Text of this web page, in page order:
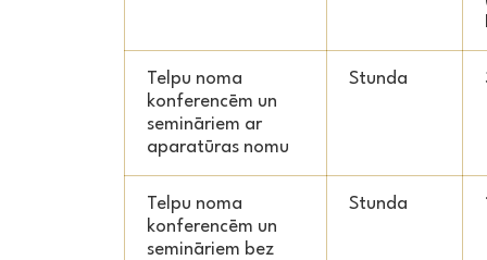
Telpu noma
konferencēm un
semināriem ar
aparatūras nomu
Stunda
Telpu noma
konferencēm un
semināriem bez
Stunda